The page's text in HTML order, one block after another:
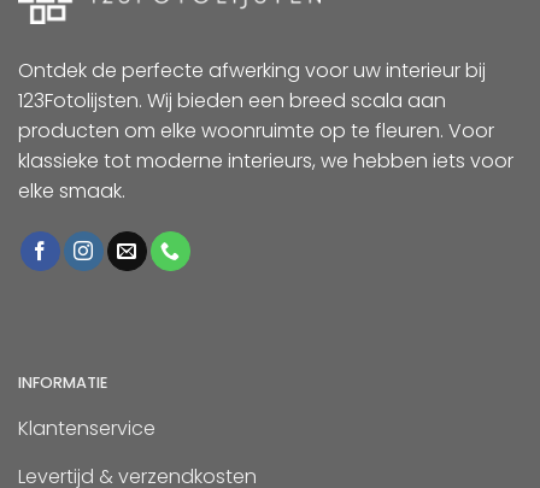
Ontdek de perfecte afwerking voor uw interieur bij
123Fotolijsten. Wij bieden een breed scala aan
producten om elke woonruimte op te fleuren. Voor
klassieke tot moderne interieurs, we hebben iets voor
elke smaak.
INFORMATIE
Klantenservice
Levertijd & verzendkosten